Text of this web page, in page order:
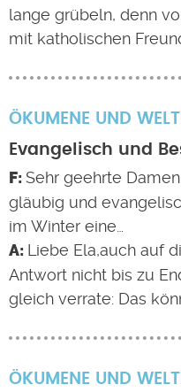
lange grübeln, denn
mit katholischen
ÖKUMENE UND
Evangelisch und
Sehr geehrte
gläubig und
im Winter eine…
Liebe Ela,auch auf
Antwort nicht bis zu
gleich verrate: Das
ÖKUMENE UND